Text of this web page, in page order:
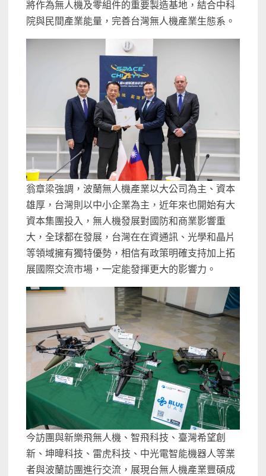
將作為無人機及零組件的重要製造基地，結合中科
院與民間產業能量，完善台灣無人機產業生態系。
翁章梁強調，波蘭無人機產業以大公司為主、資本
雄厚，台灣則以中小企業為主，近年來也開始有大
資本集團投入，無人機發展對國防和商業影響重
大，全球都在發展，台灣在在資通訊、光學和晶片
等領域擁有獨特優勢，相信有政策明確支持加上拓
展國際交流市場，一定能發揮更大的影響力。
今訪團與新樂飛無人機、智飛科技、臺灣希望創
新、坤暐科技、雷虎科技、中光電智能機器人等業
者與波蘭訪團進行交流，展現台無人機產業豐碩成